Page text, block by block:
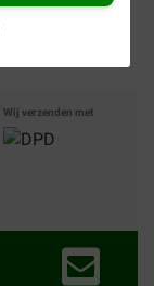
Wij verzenden met